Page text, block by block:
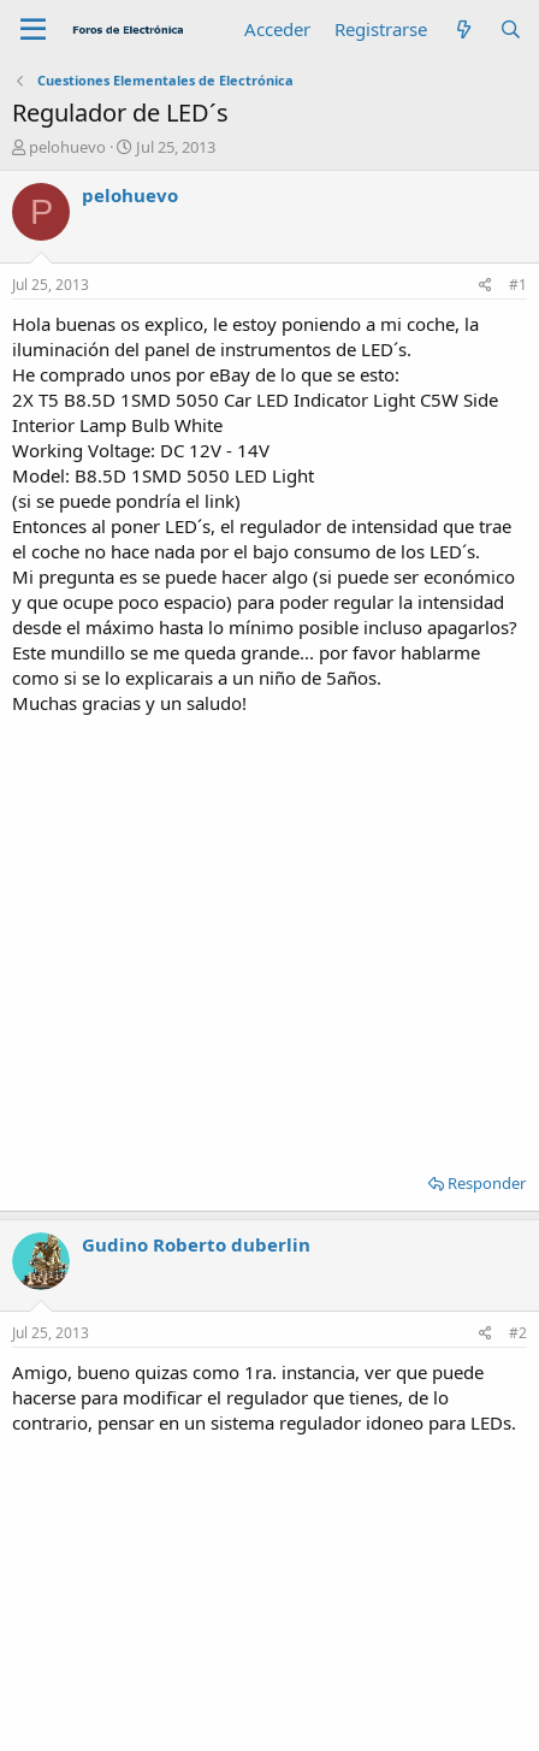
Acceder Registrarse
Cuestiones Elementales de Electrónica
Regulador de LED´s
A
t
o
r
pelohuevo
F
c
n
i
c
i
o
Jul 25, 2013
P pelohuevo
Jul 25, 2013 #1
Hola buenas os explico, le estoy poniendo a mi coche, la
iluminación del panel de instrumentos de LED´s.
He comprado unos por eBay de lo que se esto:
2X T5 B8.5D 1SMD 5050 Car LED Indicator Light C5W Side
Interior Lamp Bulb White
Working Voltage: DC 12V - 14V
Model: B8.5D 1SMD 5050 LED Light
(si se puede pondría el link)
Entonces al poner LED´s, el regulador de intensidad que trae
el coche no hace nada por el bajo consumo de los LED´s.
Mi pregunta es se puede hacer algo (si puede ser económico
y que ocupe poco espacio) para poder regular la intensidad
desde el máximo hasta lo mínimo posible incluso apagarlos?
Este mundillo se me queda grande... por favor hablarme
como si se lo explicarais a un niño de 5años.
Muchas gracias y un saludo!
Responder
Gudino Roberto duberlin
Jul 25, 2013 #2
Amigo, bueno quizas como 1ra. instancia, ver que puede
hacerse para modificar el regulador que tienes, de lo
contrario, pensar en un sistema regulador idoneo para LEDs.